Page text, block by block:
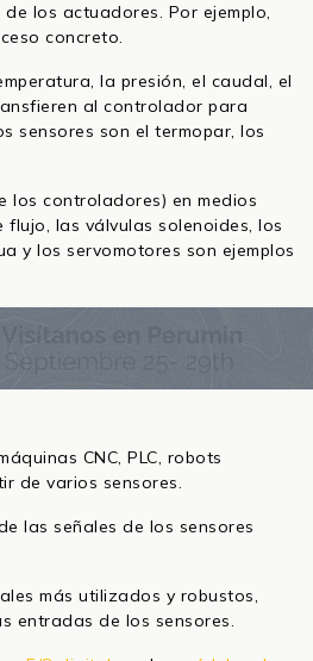
los actuadores. Por ejemplo,
concreto.
la presión, el caudal, el
al controlador para
sensores son el termopar, los
los controladores) en medios
las válvulas solenoides, los
y los servomotores son ejemplos
CNC, PLC, robots
de varios sensores.
las señales de los sensores
más utilizados y robustos,
entradas de los sensores.